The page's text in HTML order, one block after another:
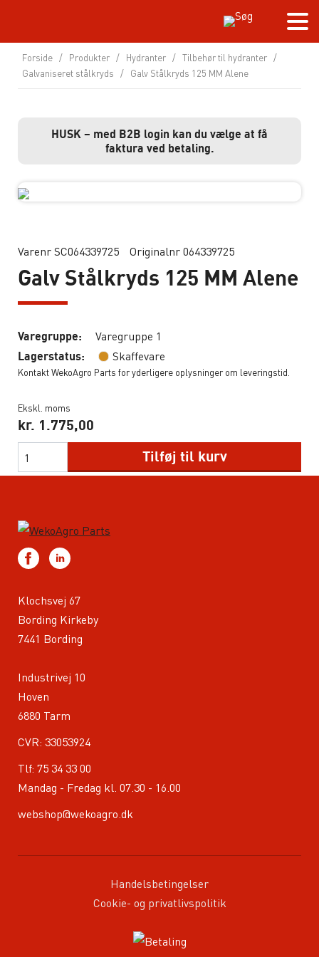
Forside / Produkter / Hydranter / Tilbehør til hydranter /
Galvaniseret stålkryds / Galv Stålkryds 125 MM Alene
HUSK – med B2B login kan du vælge at få
faktura ved betaling.
Varenr SC064339725 Originalnr 064339725
Galv Stålkryds 125 MM Alene
Varegruppe: Varegruppe 1
Lagerstatus: Skaffevare
Kontakt WekoAgro Parts for yderligere oplysninger om leveringstid.
Ekskl. moms
kr. 1.775,00
Tilføj til kurv
Klochsvej 67
Bording Kirkeby
7441 Bording
Industrivej 10
Hoven
6880 Tarm
CVR: 33053924
Tlf: 75 34 33 00
Mandag - Fredag kl. 07.30 - 16.00
webshop@wekoagro.dk
Handelsbetingelser
Cookie- og privatlivspolitik